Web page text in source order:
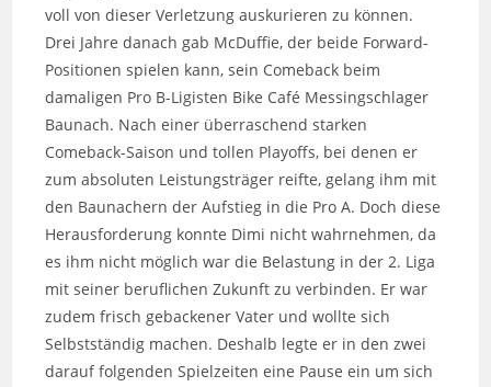
voll von dieser Verletzung auskurieren zu können.
Drei Jahre danach gab McDuffie, der beide Forward-
Positionen spielen kann, sein Comeback beim
damaligen Pro B-Ligisten Bike Café Messingschlager
Baunach. Nach einer überraschend starken
Comeback-Saison und tollen Playoffs, bei denen er
zum absoluten Leistungsträger reifte, gelang ihm mit
den Baunachern der Aufstieg in die Pro A. Doch diese
Herausforderung konnte Dimi nicht wahrnehmen, da
es ihm nicht möglich war die Belastung in der 2. Liga
mit seiner beruflichen Zukunft zu verbinden. Er war
zudem frisch gebackener Vater und wollte sich
Selbstständig machen. Deshalb legte er in den zwei
darauf folgenden Spielzeiten eine Pause ein um sich